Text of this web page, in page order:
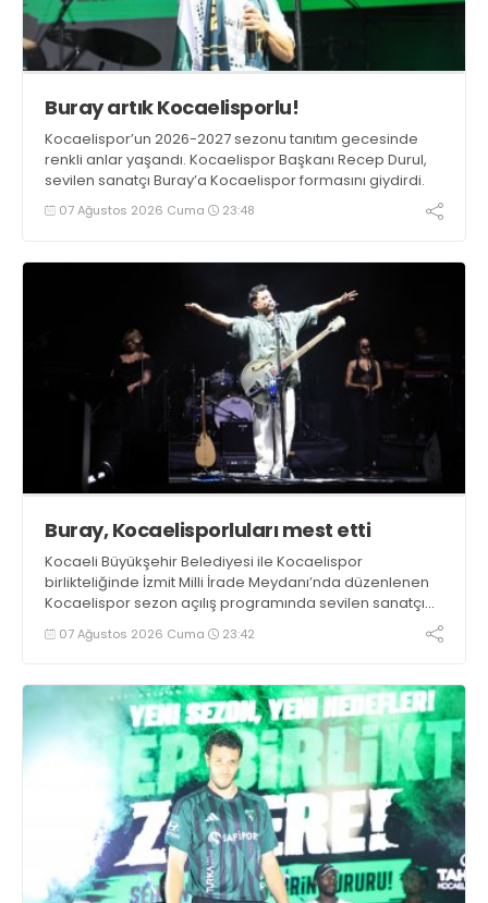
Buray artık Kocaelisporlu!
Kocaelispor’un 2026-2027 sezonu tanıtım gecesinde
renkli anlar yaşandı. Kocaelispor Başkanı Recep Durul,
sevilen sanatçı Buray’a Kocaelispor formasını giydirdi.
07 Ağustos 2026 Cuma 23:48
Buray, Kocaelisporluları mest etti
Kocaeli Büyükşehir Belediyesi ile Kocaelispor
birlikteliğinde İzmit Milli İrade Meydanı’nda düzenlenen
Kocaelispor sezon açılış programında sevilen sanatçı
Buray, verdiği konserle meydanı inletti.
07 Ağustos 2026 Cuma 23:42